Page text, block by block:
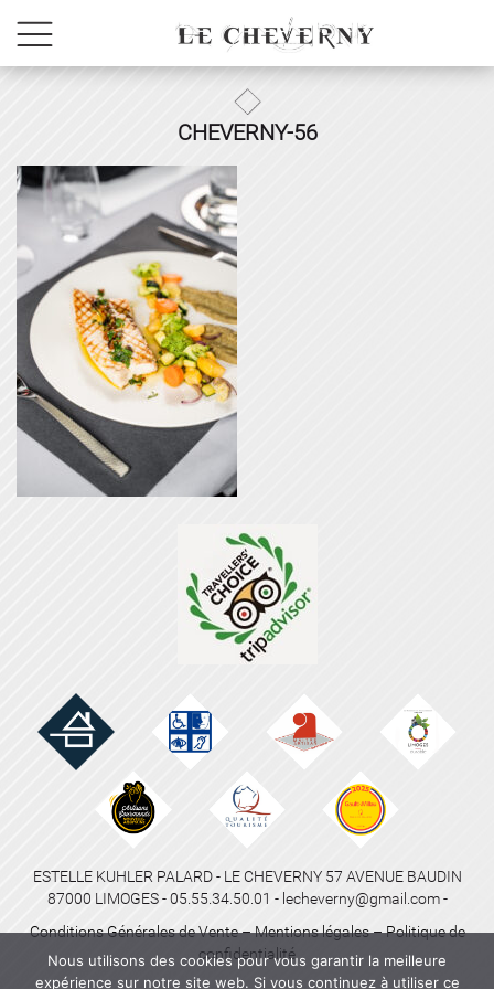
CHEVERNY-56
ESTELLE KUHLER PALARD - LE CHEVERNY 57 AVENUE BAUDIN
87000 LIMOGES - 05.55.34.50.01 - lecheverny@gmail.com -
Conditions Générales de Vente–Mentions légales–Politique de
confidentialité
Nous utilisons des cookies pour vous garantir la meilleure
expérience sur notre site web. Si vous continuez à utiliser ce